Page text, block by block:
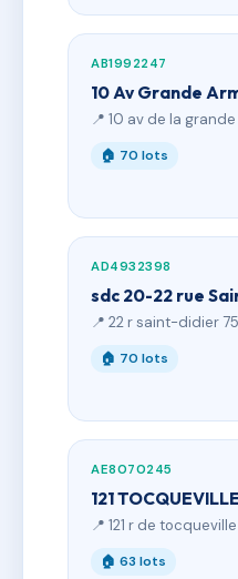
AB1992247
10 Av Grande
📍 10 av de la
🏠 70 lots
AD4932398
sdc 20-22 rue
📍 22 r saint-didier
🏠 70 lots
AE8070245
121 TOCQUEVILLE
📍 121 r de
🏠 63 lots